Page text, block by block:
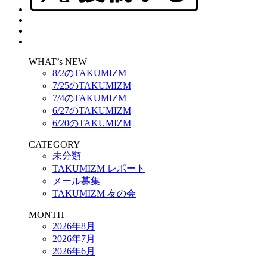
WHAT’s NEW
8/2のTAKUMIZM
7/25のTAKUMIZM
7/4のTAKUMIZM
6/27のTAKUMIZM
6/20のTAKUMIZM
CATEGORY
未分類
TAKUMIZM レポート
メール募集
TAKUMIZM 友の会
MONTH
2026年8月
2026年7月
2026年6月